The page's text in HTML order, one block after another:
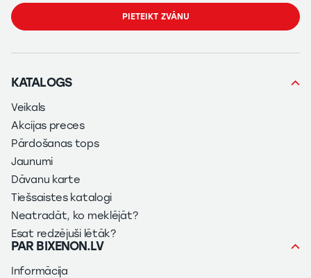
PIETEIKT ZVĀNU
KATALOGS
Veikals
Akcijas preces
Pārdošanas tops
Jaunumi
Dāvanu karte
Tiešsaistes katalogi
Neatradāt, ko meklējāt?
Esat redzējuši lētāk?
PAR BIXENON.LV
Informācija